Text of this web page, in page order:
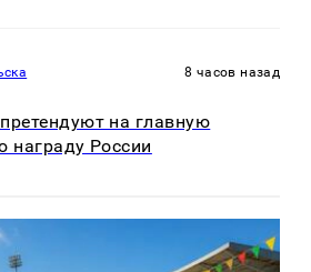
8 часов назад
на главную
награду России